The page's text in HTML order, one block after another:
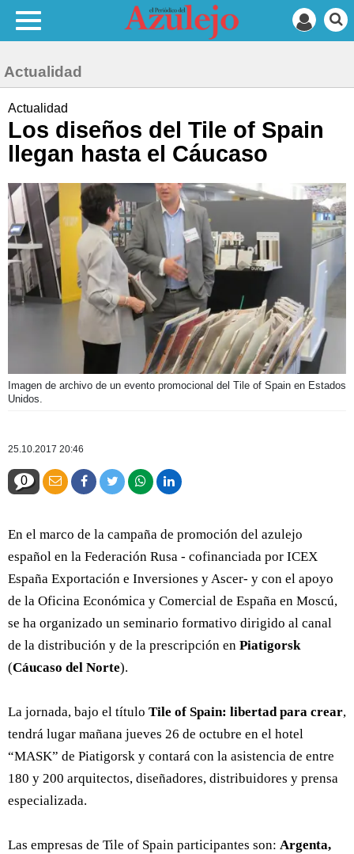
Actualidad
Actualidad
Los diseños del Tile of Spain
llegan hasta el Cáucaso
Imagen de archivo de un evento promocional del Tile of Spain en Estados
Unidos.
25.10.2017 20:46
0
En el marco de la campaña de promoción del azulejo
español en la Federación Rusa - cofinanciada por ICEX
España Exportación e Inversiones y Ascer- y con el apoyo
de la Oficina Económica y Comercial de España en Moscú,
se ha organizado un seminario formativo dirigido al canal
de la distribución y de la prescripción en Piatigorsk
(Cáucaso del Norte).
La jornada, bajo el título Tile of Spain: libertad para crear,
tendrá lugar mañana jueves 26 de octubre en el hotel
“MASK” de Piatigorsk y contará con la asistencia de entre
180 y 200 arquitectos, diseñadores, distribuidores y prensa
especializada.
Las empresas de Tile of Spain participantes son: Argenta,